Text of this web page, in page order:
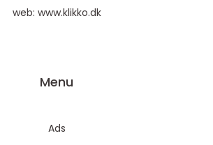
web: www.klikko.dk
Menu
Ads